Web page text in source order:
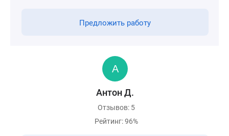
Предложить работу
Антон Д.
Отзывов: 5
Рейтинг: 96%